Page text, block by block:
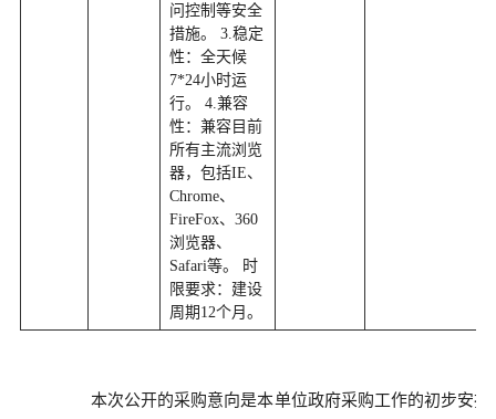
问控制等安全
措施。 3.稳定
性：全天候
7*24小时运
行。 4.兼容
性：兼容目前
所有主流浏览
器，包括IE、
Chrome、
FireFox、360
浏览器、
Safari等。 时
限要求：建设
周期12个月。
本次公开的采购意向是本单位政府采购工作的初步安排